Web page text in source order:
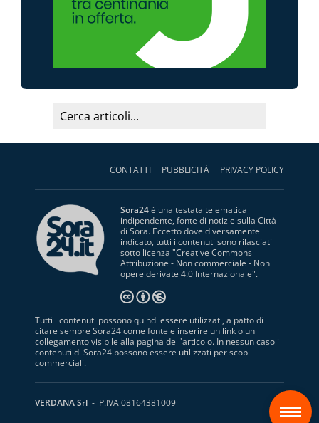
CONTATTI PUBBLICITÀ PRIVACY POLICY
Sora24è una testata telematica
indipendente, fonte di notizie sulla Città
di Sora. Eccetto dove diversamente
indicato, tutti i contenuti sono rilasciati
sotto licenza "Creative Commons
Attribuzione - Non commerciale - Non
opere derivate 4.0 Internazionale".
Tutti i contenuti possono quindi essere utilizzati, a patto di
citare sempre Sora24 come fonte e inserire un link o un
collegamento visibile alla pagina dell'articolo. In nessun caso i
contenuti di Sora24 possono essere utilizzati per scopi
commerciali.
VERDANA Srl - P.IVA 08164381009